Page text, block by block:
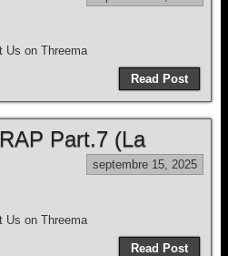
Us on Threema
Read Post
Part.7 (La
septembre 15, 2025
Us on Threema
Read Post